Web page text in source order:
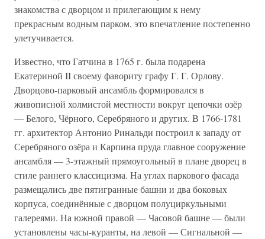
знакомства с дворцом и прилегающим к нему
прекрасным водным парком, это впечатление постепенно
улетучивается.
Известно, что Гатчина в 1765 г. была подарена
Екатериной II своему фавориту графу Г. Г. Орлову.
Дворцово-парковый ансамбль формировался в
живописной холмистой местности вокруг цепочки озёр
— Белого, Чёрного, Серебряного и других. В 1766-1781
гг. архитектор Антонио Ринальди построил к западу от
Серебряного озёра и Карпина пруда главное сооружение
ансамбля — 3-этажный прямоугольный в плане дворец в
стиле раннего классицизма. На углах паркового фасада
размещались две пятигранные башни и два боковых
корпуса, соединённые с дворцом полуциркульными
галереями. На южной правой — Часовой башне — были
установлены часы-куранты, на левой — Сигнальной —